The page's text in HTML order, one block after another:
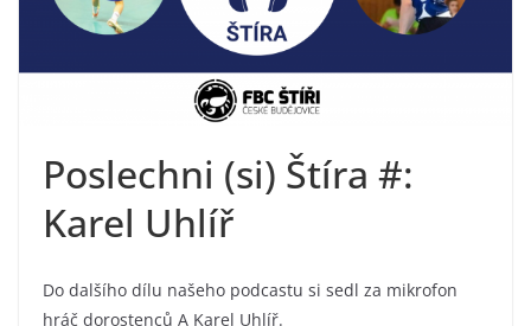
Poslechni (si) Štíra #:
Karel Uhlíř
Do dalšího dílu našeho podcastu si sedl za mikrofon
hráč dorostenců A Karel Uhlíř.